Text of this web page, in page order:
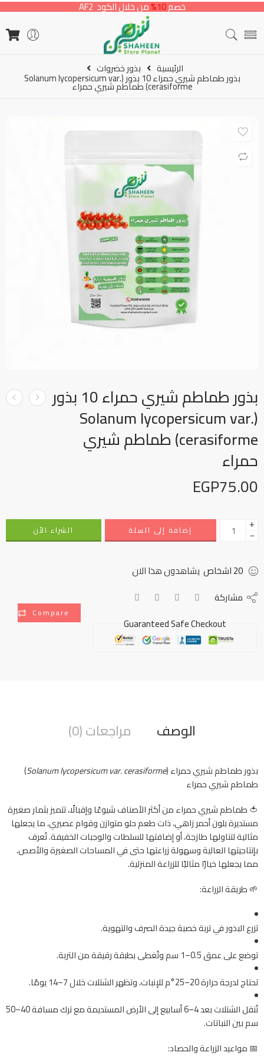
خصم10% من خلال الكود AF2
الرئيسية بذور خضروات
بذور طماطم شيري حمراء 10 بذور (Solanum lycopersicum var.
cerasiforme) طماطم شيري حمراء
بذور طماطم شيري حمراء 10 بذور
(Solanum lycopersicum var.
cerasiforme) طماطم شيري
حمراء
EGP75.00
+
− إضافة إلى السلة الشراء الأن
20اشخاص يشاهدون هذا الان
Compare
مشاركة
Guaranteed Safe Checkout
الوصف مراجعات (0)
بذور طماطم شيري حمراء (Solanum lycopersicum var. cerasiforme
)
طماطم شيري حمراء
🍅 طماطم شيري حمراء من أكثر الأصناف شيوعًا وإقبالًا، تتميز بثمار صغيرة
مستديرة بلون أحمر زاهي، ذات طعم حلو متوازن وقوام عصيري، ما يجعلها
مثالية لتناولها طازجة، أو إضافتها للسلطات والوجبات الخفيفة. تُعرف
بإنتاجيتها العالية وسهولة زراعتها حتى في المساحات الصغيرة والأصص،
مما يجعلها خيارًا مثاليًا للزراعة المنزلية.
🌱 طريقة الزراعة:
تزرع البذور في تربة خصبة جيدة الصرف والتهوية.
توضع على عمق 0.5–1 سم وتُغطى بطبقة رقيقة من التربة.
تحتاج لدرجة حرارة 20–25°م للإنبات، وتظهر الشتلات خلال 7–14 يومًا.
تُنقل الشتلات بعد 4–6 أسابيع إلى الأرض المستديمة مع ترك مسافة 40–50
سم بين النباتات.
📅 مواعيد الزراعة والحصاد: